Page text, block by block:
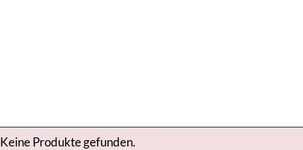
Keine Produkte gefunden.